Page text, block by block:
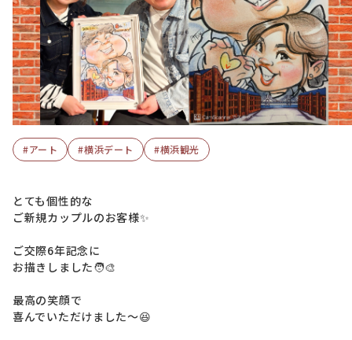
#アート #横浜デート #横浜観光
とても個性的な
ご新規カップルのお客様✨
ご交際6年記念に
お描きしました🧑‍🎨
最高の笑顔で
喜んでいただけました〜😆